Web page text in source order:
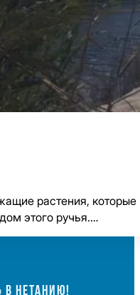
растения, которые
этого ручья.…
В НЕТАНИЮ!